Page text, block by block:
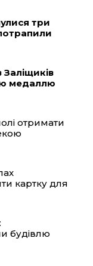
p
три
Заліщиків
медаллю
отримати
картку для
будівлю